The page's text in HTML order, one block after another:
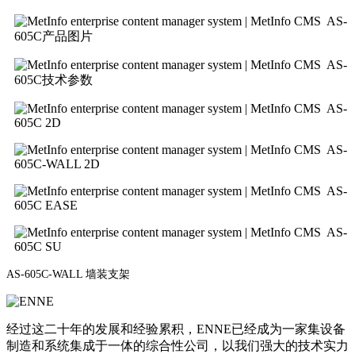
AS-
605C产品图片
AS-
605C技术参数
AS-
605C 2D
AS-
605C-WALL 2D
AS-
605C EASE
AS-
605C SU
AS-605C-WALL 墙装支架
经过这二十年的发展和经验累积，ENNE已经成为一家集设备
制造和系统集成于一体的综合性公司，以我们强大的技术实力